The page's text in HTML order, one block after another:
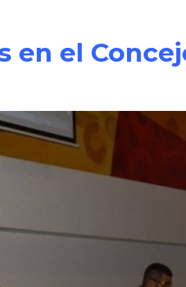
en el